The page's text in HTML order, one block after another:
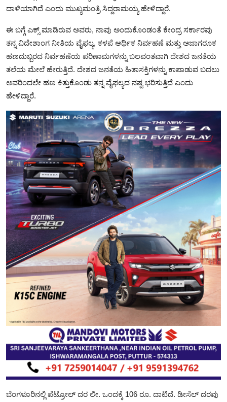
ದಾಳಿಯಾಗಿದೆ ಎಂದು ಮುಖ್ಯಮಂತ್ರಿ ಸಿದ್ದರಾಮಯ್ಯ ಹೇಳಿದ್ದಾರೆ.
ಈ ಬಗ್ಗೆ ಎಕ್ಸ್ ಮಾಡಿರುವ ಅವರು, ನಾವು ಅಂದುಕೊಂಡಂತೆ ಕೇಂದ್ರ ಸರ್ಕಾರವು
ತನ್ನ ವಿದೇಶಾಂಗ ನೀತಿಯ ವೈಫಲ್ಯ, ಕಳಪೆ ಆರ್ಥಿಕ ನಿರ್ವಹಣೆ ಮತ್ತು ಅಜಾಗರೂಕ
ಹಣದುಬ್ಬರದ ನಿರ್ವಹಣೆಯ ಪರಿಣಾಮಗಳನ್ನು ಬಲವಂತವಾಗಿ ದೇಶದ ಜನತೆಯ
ತಲೆಯ ಮೇಲೆ ಹೇರುತ್ತಿದೆ. ದೇಶದ ಜನತೆಯ ಹಿತಾಸಕ್ತಿಗಳನ್ನು ಕಾಪಾಡುವ ಬದಲು
ಅವರಿಂದಲೇ ಹಣ ಕಿತ್ತುಕೊಂಡು ತನ್ನ ವೈಫಲ್ಯದ ನಷ್ಟ ಭರಿಸುತ್ತಿದೆ ಎಂದು
ಹೇಳಿದ್ದಾರೆ.
ಬೆಂಗಳೂರಿನಲ್ಲಿ ಪೆಟ್ರೋಲ್‌ ದರ ಲೀ. ಒಂದಕ್ಕೆ 106 ರೂ. ದಾಟಿದೆ. ಡೀಸೆಲ್‌ ದರವು